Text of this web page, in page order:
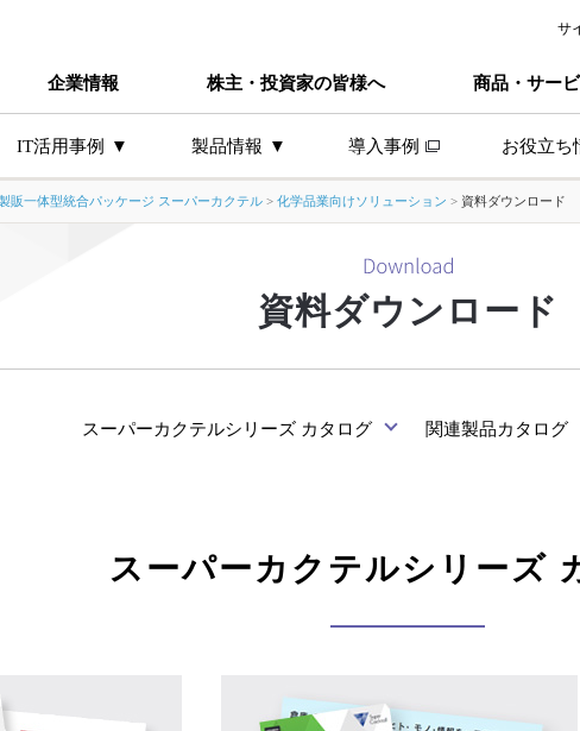
サ
企業情報 株主・投資家の皆様へ 商品・サー
IT活用事例
検査工程と品質管理
帳票の受信・保管・配信のペー
製品情報 導入事例 お役立ち
販一体型統合パッケージ スーパーカクテル > 化学品業向けソリューション > 資料ダウンロード
資料ダウンロード
スーパーカクテルシリーズ カタログ 関連製品カタログ
スーパーカクテルシリーズ